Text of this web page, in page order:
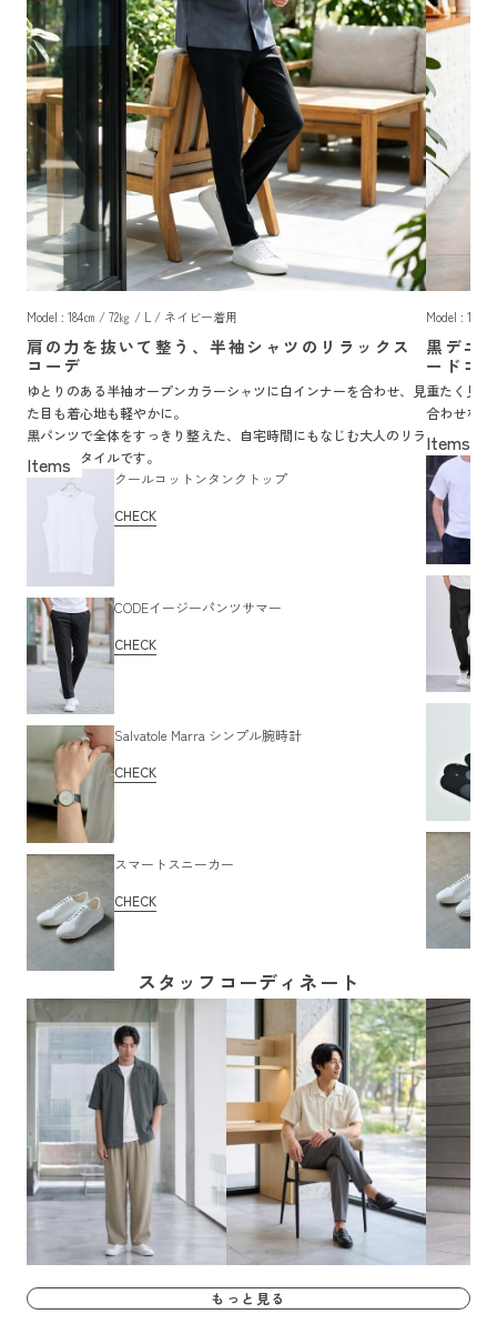
Model : 184㎝ / 72㎏ / L / ネイビー着用
肩の力を抜いて整う、半袖シャツのリラックス
コーデ
ゆとりのある半袖オープンカラーシャツに白インナーを合わせ、見
た目も着心地も軽やかに。
黒パンツで全体をすっきり整えた、自宅時間にもなじむ大人のリラ
ックススタイルです。
クールコットンタンクトップ
CHECK
CODEイージーパンツサマー
CHECK
Salvatole Marra シンプル腕時計
CHECK
スマートスニーカー
CHECK
Model : 184
黒デニ
ードコ
重たく見
合わせなら
配色に抜
スタッフコーディネート
もっと見る